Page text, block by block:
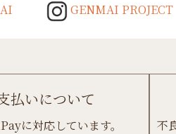
GENMAI PROJECT
払いについて
に対応しています。
不